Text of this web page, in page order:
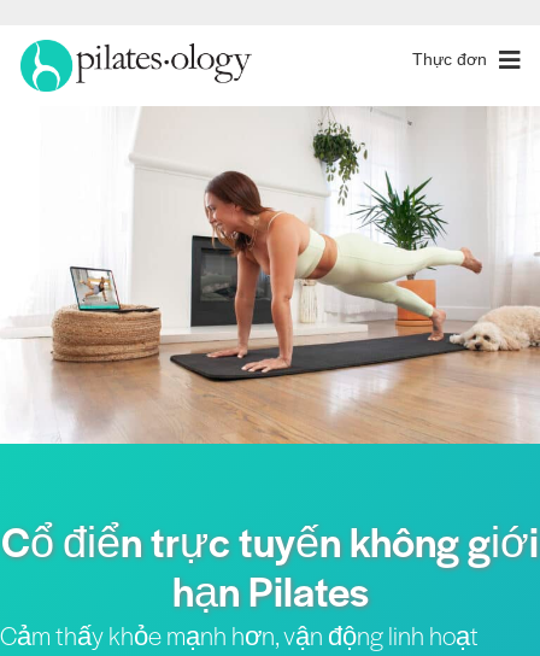
Thực đơn
Cổ điển trực tuyến không giới
hạn Pilates
Cảm thấy khỏe mạnh hơn, vận động linh hoạt